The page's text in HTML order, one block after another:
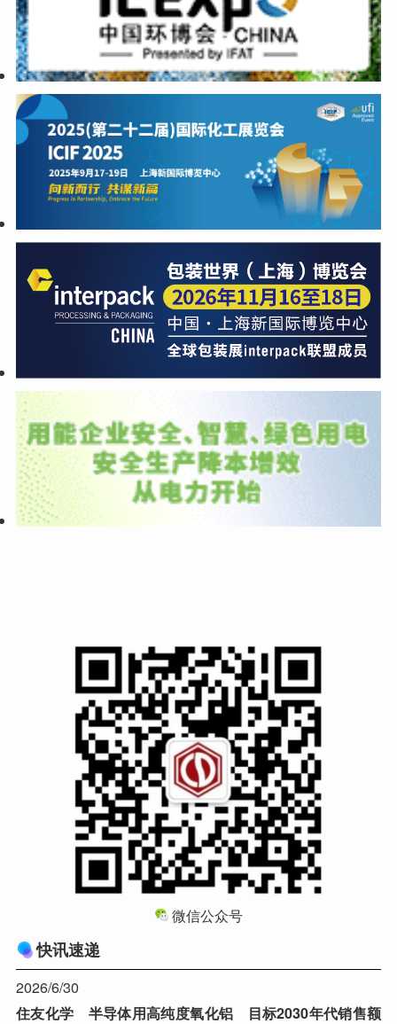
微信公众号
快讯速递
2026/6/30
住友化学 半导体用高纯度氧化铝 目标2030年代销售额